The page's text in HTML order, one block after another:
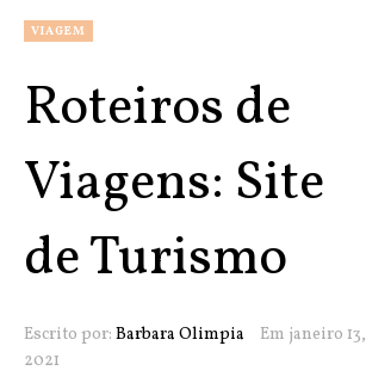
VIAGEM
Roteiros de
Viagens: Site
de Turismo
Escrito por: Barbara Olimpia
Em janeiro 13,
2021